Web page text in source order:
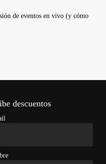
de eventos en vivo (y cómo
descuentos